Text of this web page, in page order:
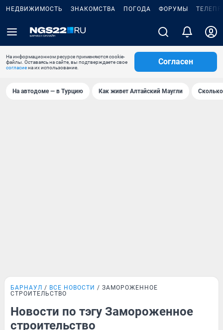
НЕДВИЖИМОСТЬ ЗНАКОМСТВА ПОГОДА ФОРУМЫ
На информационном ресурсе применяются cookie-
файлы. Оставаясь на сайте, вы подтверждаете свое
согласиена их использование.
Согласен
На автодоме — в Турцию Как живет Алтайский Маугли
БАРНАУЛ ВСЕ НОВОСТИ
ЗАМОРОЖЕННОЕ
СТРОИТЕЛЬСТВО
Новости по тэгу Замороженное
строительство